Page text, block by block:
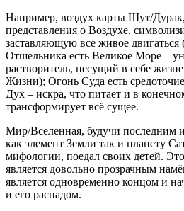
Например, воздух карты Шут/
представления о Воздухе,
заставляющую все живое
Отшельника есть Великое Море –
растворитель, несущий в себе
Жизни); Огонь Суда есть
Дух – искра, что питает и в
трансформирует всё сущее.
Мир/Вселенная, будучи последним
как элемент Земли так и планету
мифологии, поедал своих детей. Это
является довольно прозрачным
является одновременно концом и
и его распадом.